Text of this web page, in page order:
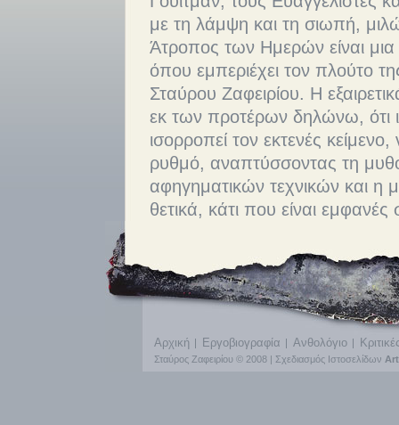
με τη λάμψη και τη σιωπή,
Άτροπος των Ημερών είναι
όπου εμπεριέχει τον πλούτο
Σταύρου Ζαφειρίου. Η
εκ των προτέρων δηλώνω, ότι
ισορροπεί τον εκτενές
ρυθμό, αναπτύσσοντας τη
αφηγηματικών τεχνικών και η
θετικά, κάτι που είναι
Αρχική Εργοβιογραφία Ανθολόγιο
Σταύρος Ζαφειρίου © 2008 | Σχεδιασμός Ιστοσελίδων